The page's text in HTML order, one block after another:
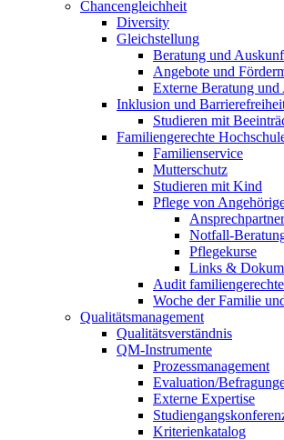
Chancengleichheit
Diversity
Gleichstellung
Beratung und
Angebote und
Externe Beratung und
Inklusion und
Studieren mit
Familiengerechte
Familienservice
Mutterschutz
Studieren mit Kind
Pflege von
Ansprechpartner
Notfall-
Pflegekurse
Links &
Audit
Woche der Familie
Qualitätsmanagement
Qualitätsverständnis
QM-Instrumente
Prozessmanagement
Evaluation/
Externe Expertise
Kriterienkatalog